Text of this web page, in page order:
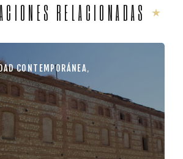
RELACIONADAS
CONTEMPORÁNEA,